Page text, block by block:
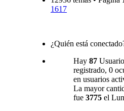
1617
¿Quién está
Hay 87
registrado, 0
en usuarios
La mayor
fue 3775 el